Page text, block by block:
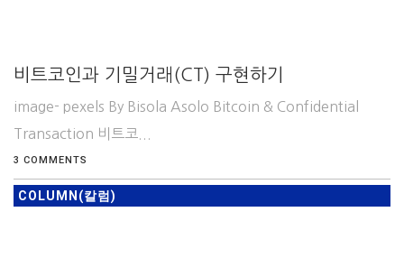
비트코인과 기밀거래(CT) 구현하기
image- pexels By Bisola Asolo Bitcoin & Confidential
Transaction 비트코...
3 COMMENTS
COLUMN(칼럼)